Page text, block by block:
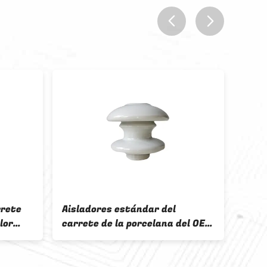
Aisladores estándar del
carrete de la porcelana del OEM
1.5KV del IEC